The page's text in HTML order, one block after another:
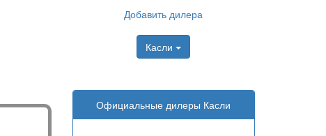
Добавить дилера
Касли
Официальные дилеры Касли